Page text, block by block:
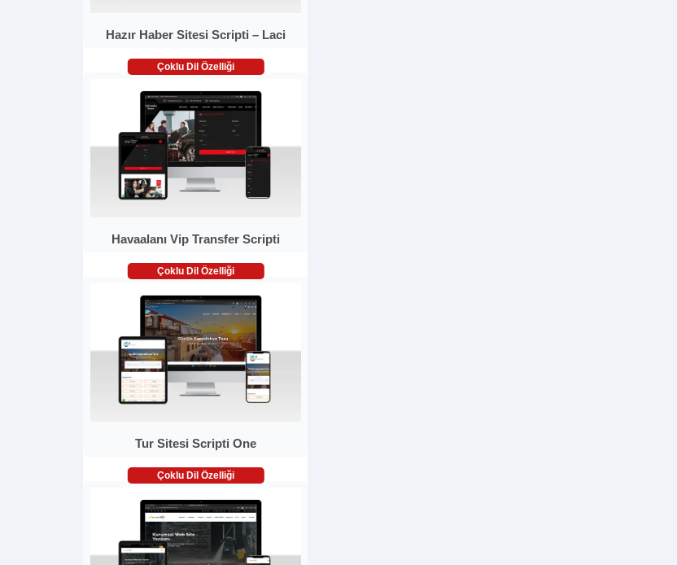
Hazır Haber Sitesi Scripti – Laci
Çoklu Dil Özelliği
Havaalanı Vip Transfer Scripti
Çoklu Dil Özelliği
Tur Sitesi Scripti One
Çoklu Dil Özelliği